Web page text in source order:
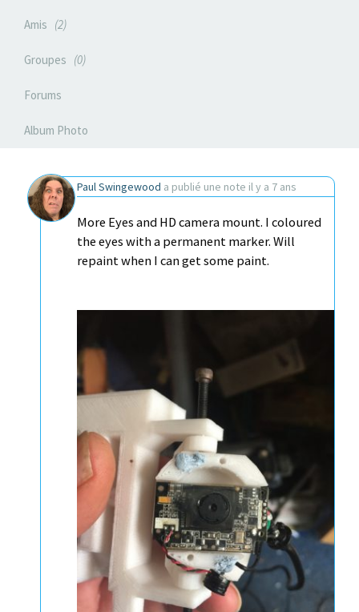
Amis 2
Groupes 0
Forums
Album Photo
Paul Swingewood a publié une note il y a 7 ans
More Eyes and HD camera mount. I coloured
the eyes with a permanent marker. Will
repaint when I can get some paint.